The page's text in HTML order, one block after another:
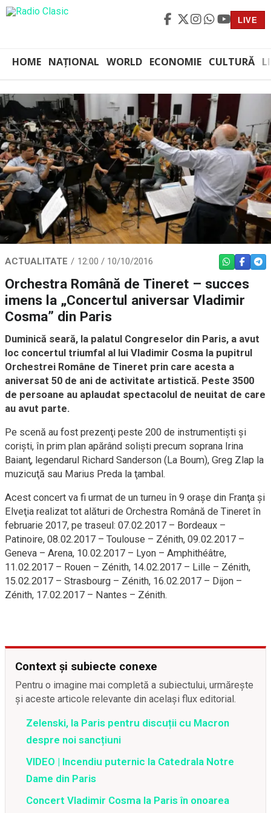
LIVE
HOME NAȚIONAL WORLD ECONOMIE CULTURĂ
ACTUALITATE 12:00 / 10/10/2016 WHATSAPP
Orchestra Română de Tineret – succes
imens la „Concertul aniversar Vladimir
Cosma” din Paris
Duminică seară, la palatul Congreselor din Paris, a avut
loc concertul triumfal al lui Vladimir Cosma la pupitrul
Orchestrei Române de Tineret prin care acesta a
aniversat 50 de ani de activitate artistică. Peste 3500
de persoane au aplaudat spectacolul de neuitat de care
au avut parte.
Pe scenă au fost prezenţi peste 200 de instrumentişti şi
corişti, în prim plan apărând solişti precum soprana Irina
Baianţ, legendarul Richard Sanderson (La Boum), Greg Zlap la
muzicuţă sau Marius Preda la ţambal.
Acest concert va fi urmat de un turneu în 9 oraşe din Franţa şi
Elveţia realizat tot alături de Orchestra Română de Tineret în
februarie 2017, pe traseul: 07.02.2017 – Bordeaux –
Patinoire, 08.02.2017 – Toulouse – Zénith, 09.02.2017 –
Geneva – Arena, 10.02.2017 – Lyon – Amphithéâtre,
11.02.2017 – Rouen – Zénith, 14.02.2017 – Lille – Zénith,
15.02.2017 – Strasbourg – Zénith, 16.02.2017 – Dijon –
Zénith, 17.02.2017 – Nantes – Zénith.
Context și subiecte conexe
Pentru o imagine mai completă a subiectului, urmărește
și aceste articole relevante din același flux editorial.
Zelenski, la Paris pentru discuții cu Macron
despre noi sancțiuni
VIDEO | Incendiu puternic la Catedrala Notre
Dame din Paris
Concert Vladimir Cosma la Paris în onoarea